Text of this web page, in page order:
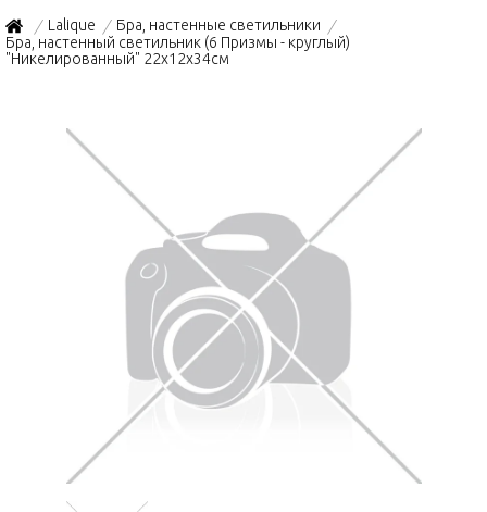
/ Lalique / Бра, настенные светильники /
Бра, настенный светильник (6 Призмы - круглый)
"Никелированный" 22x12x34см